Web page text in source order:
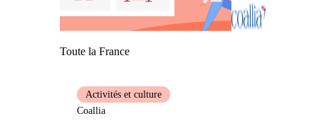
Toute la France
Activités et culture
Coallia